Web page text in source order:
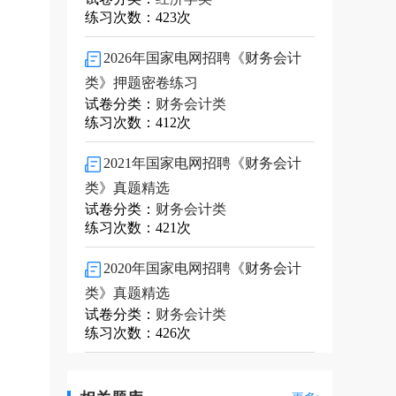
练习次数：423次
2026年国家电网招聘《财务会计
类》押题密卷练习
试卷分类： 财务会计类
练习次数：412次
2021年国家电网招聘《财务会计
类》真题精选
试卷分类： 财务会计类
练习次数：421次
2020年国家电网招聘《财务会计
类》真题精选
试卷分类： 财务会计类
练习次数：426次